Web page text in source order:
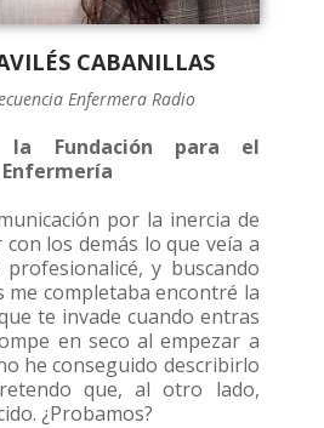
CABANILLAS
Enfermera Radio
la Fundación para el
por la inercia de
los demás lo que veía a
y buscando
me completaba encontré la
te invade cuando entras
en seco al empezar a
he conseguido describirlo
que, al otro lado,
¿Probamos?